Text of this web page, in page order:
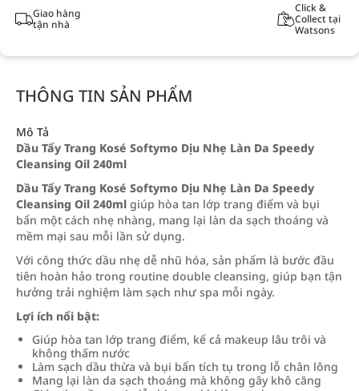
Giao hàng
tận nhà
Click &
Collect tại
Watsons
THÔNG TIN SẢN PHẨM
Mô Tả
Dầu Tẩy Trang Kosé Softymo Dịu Nhẹ Làn Da Speedy
Cleansing Oil 240ml
Dầu Tẩy Trang Kosé Softymo Dịu Nhẹ Làn Da Speedy
Cleansing Oil 240ml giúp hòa tan lớp trang điểm và bụi
bẩn một cách nhẹ nhàng, mang lại làn da sạch thoáng và
mềm mại sau mỗi lần sử dụng.
Với công thức dầu nhẹ dễ nhũ hóa, sản phẩm là bước đầu
tiên hoàn hảo trong routine double cleansing, giúp bạn tận
hưởng trải nghiệm làm sạch như spa mỗi ngày.
Lợi ích nổi bật:
Giúp hòa tan lớp trang điểm, kể cả makeup lâu trôi và
không thấm nước
Làm sạch dầu thừa và bụi bẩn tích tụ trong lỗ chân lông
Mang lại làn da sạch thoáng mà không gây khô căng